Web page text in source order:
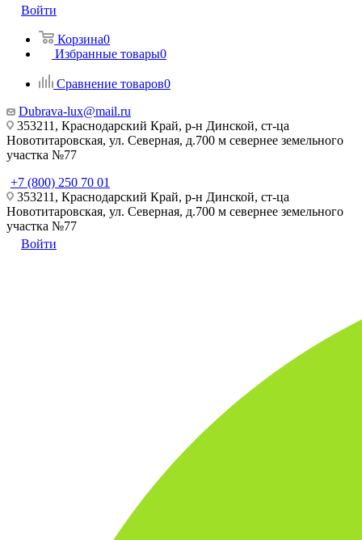
Войти
Корзина0
Избранные товары0
Сравнение товаров0
Dubrava-lux@mail.ru
353211, Краснодарский Край, р-н Динской, ст-ца
Новотитаровская, ул. Северная, д.700 м севернее земельного
участка №77
+7 (800) 250 70 01
353211, Краснодарский Край, р-н Динской, ст-ца
Новотитаровская, ул. Северная, д.700 м севернее земельного
участка №77
Войти